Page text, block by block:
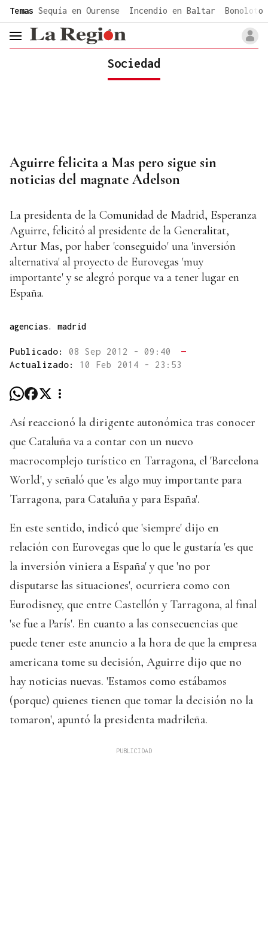
common.go-to-content
Temas Sequía en Ourense Incendio en Baltar Bonoloto
header.menu.open
Sociedad
Aguirre felicita a Mas pero sigue sin
noticias del magnate Adelson
La presidenta de la Comunidad de Madrid, Esperanza
Aguirre, felicitó al presidente de la Generalitat,
Artur Mas, por haber 'conseguido' una 'inversión
alternativa' al proyecto de Eurovegas 'muy
importante' y se alegró porque va a tener lugar en
España.
agencias. madrid
Publicado: 08 Sep 2012 - 09:40
—
Actualizado: 10 Feb 2014 - 23:53
Así reaccionó la dirigente autonómica tras conocer
que Cataluña va a contar con un nuevo
macrocomplejo turístico en Tarragona, el 'Barcelona
World', y señaló que 'es algo muy importante para
Tarragona, para Cataluña y para España'.
En este sentido, indicó que 'siempre' dijo en
relación con Eurovegas que lo que le gustaría 'es que
la inversión viniera a España' y que 'no por
disputarse las situaciones', ocurriera como con
Eurodisney, que entre Castellón y Tarragona, al final
'se fue a París'. En cuanto a las consecuencias que
puede tener este anuncio a la hora de que la empresa
americana tome su decisión, Aguirre dijo que no
hay noticias nuevas. 'Estamos como estábamos
(porque) quienes tienen que tomar la decisión no la
tomaron', apuntó la presidenta madrileña.